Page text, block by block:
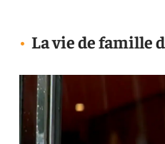
La vie de famille